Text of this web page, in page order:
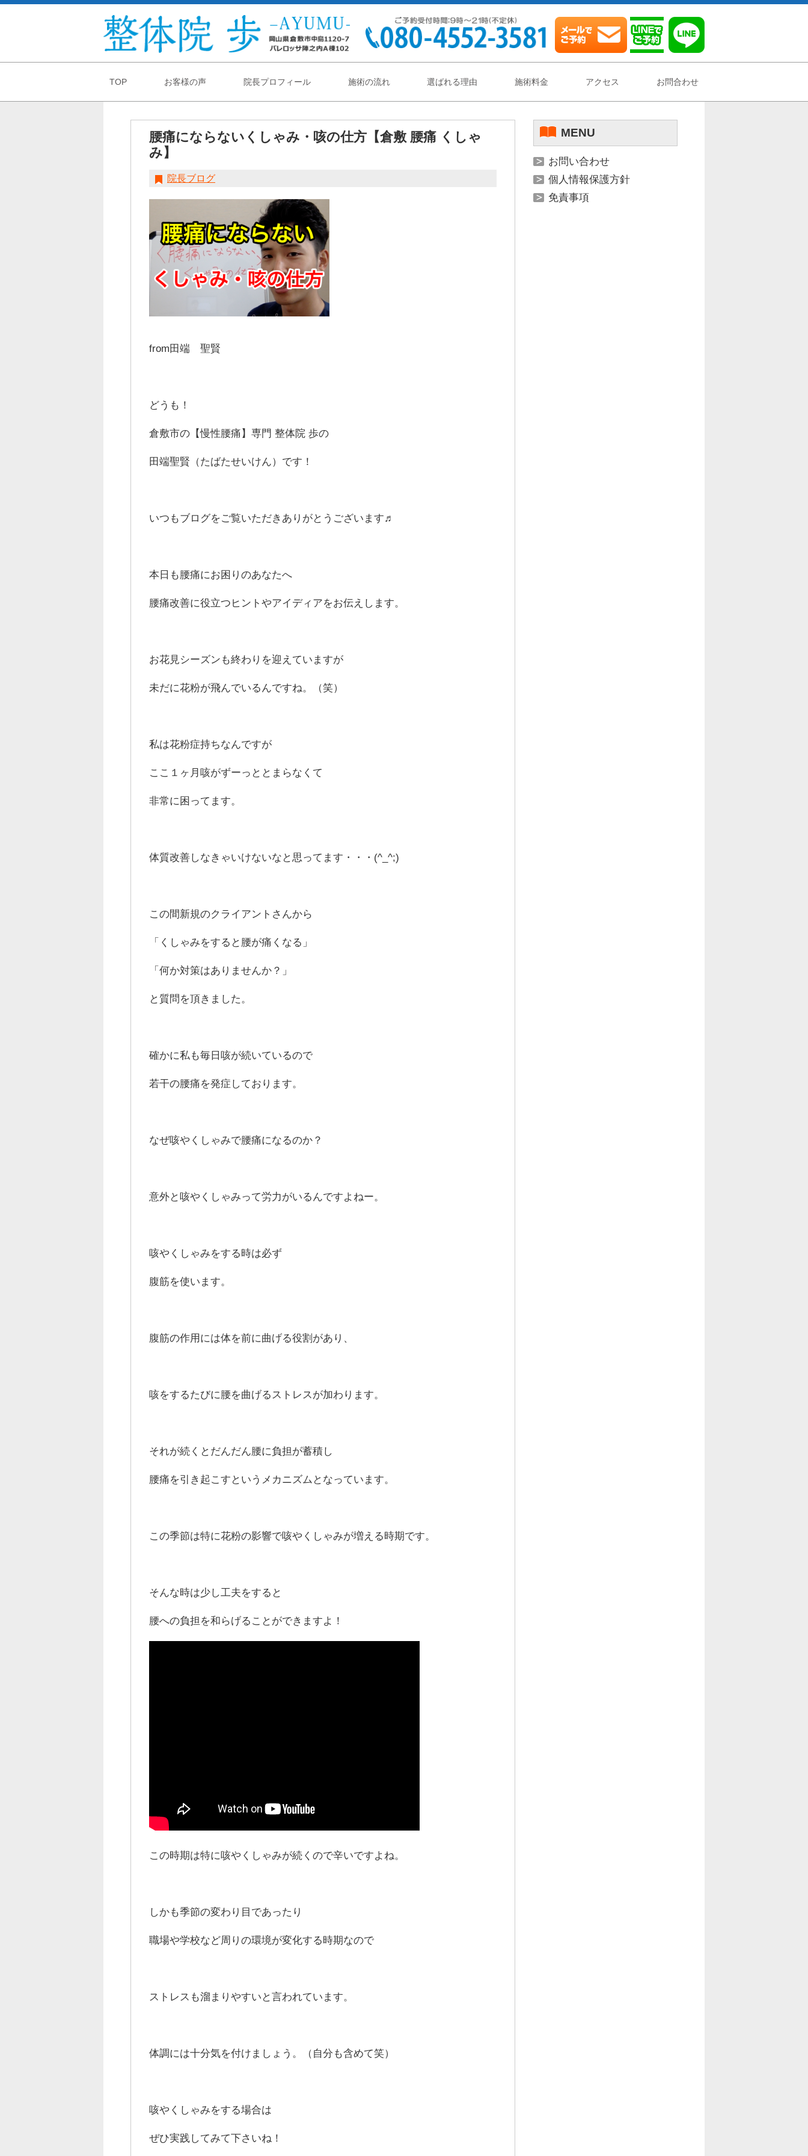
TOP お客様の声 院長プロフィール 施術の流れ 選ばれる理由 施術料金 アクセス お問合わせ
腰痛にならないくしゃみ・咳の仕方【倉敷 腰痛 くしゃ
み】
院長ブログ
from田端 聖賢
どうも！
倉敷市の【慢性腰痛】専門 整体院 歩の
田端聖賢（たばたせいけん）です！
いつもブログをご覧いただきありがとうございます♬
本日も腰痛にお困りのあなたへ
腰痛改善に役立つヒントやアイディアをお伝えします。
お花見シーズンも終わりを迎えていますが
未だに花粉が飛んでいるんですね。（笑）
私は花粉症持ちなんですが
ここ１ヶ月咳がずーっととまらなくて
非常に困ってます。
体質改善しなきゃいけないなと思ってます・・・(^_^;)
この間新規のクライアントさんから
「くしゃみをすると腰が痛くなる」
「何か対策はありませんか？」
と質問を頂きました。
確かに私も毎日咳が続いているので
若干の腰痛を発症しております。
なぜ咳やくしゃみで腰痛になるのか？
意外と咳やくしゃみって労力がいるんですよねー。
咳やくしゃみをする時は必ず
腹筋を使います。
腹筋の作用には体を前に曲げる役割があり、
咳をするたびに腰を曲げるストレスが加わります。
それが続くとだんだん腰に負担が蓄積し
腰痛を引き起こすというメカニズムとなっています。
この季節は特に花粉の影響で咳やくしゃみが増える時期です。
そんな時は少し工夫をすると
腰への負担を和らげることができますよ！
この時期は特に咳やくしゃみが続くので辛いですよね。
しかも季節の変わり目であったり
職場や学校など周りの環境が変化する時期なので
ストレスも溜まりやすいと言われています。
体調には十分気を付けましょう。（自分も含めて笑）
咳やくしゃみをする場合は
ぜひ実践してみて下さいね！
MENU
お問い合わせ
個人情報保護方針
免責事項